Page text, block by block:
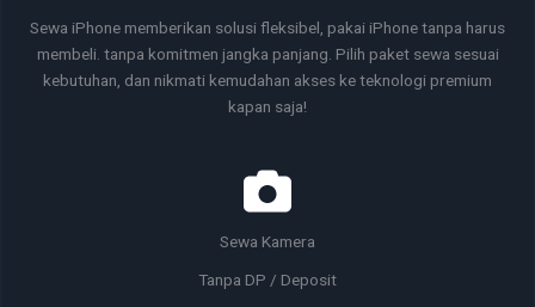
Sewa iPhone memberikan solusi fleksibel, pakai iPhone tanpa harus
membeli. tanpa komitmen jangka panjang. Pilih paket sewa sesuai
kebutuhan, dan nikmati kemudahan akses ke teknologi premium
kapan saja!
Sewa Kamera
Tanpa DP / Deposit